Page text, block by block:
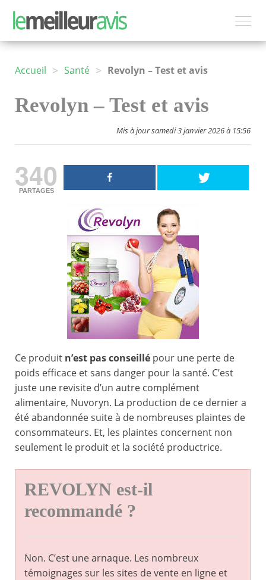
Accueil > Santé > Revolyn – Test et avis
Revolyn – Test et avis
Mis à jour samedi 3 janvier 2026 à 15:56
340
PARTAGES
Ce produit n’est pas conseillé pour une perte de
poids efficace et sans danger pour la santé. C’est
juste une revisite d’un autre complément
alimentaire, Nuvoryn. La production de ce dernier a
été abandonnée suite à de nombreuses plaintes de
consommateurs. Et, les plaintes concernent non
seulement le produit et la société productrice.
REVOLYN est-il
recommandé ?
Non. C’est une arnaque. Les nombreux
témoignages sur les sites de vente en ligne et